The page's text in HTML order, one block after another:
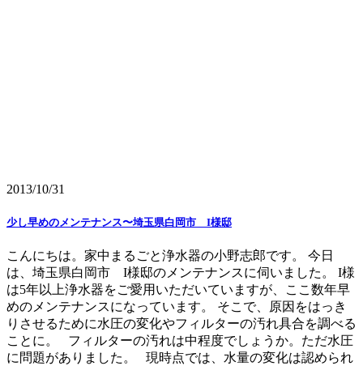
2013/10/31
少し早めのメンテナンス〜埼玉県白岡市 I様邸
こんにちは。家中まるごと浄水器の小野志郎です。 今日
は、埼玉県白岡市 I様邸のメンテナンスに伺いました。 I様
は5年以上浄水器をご愛用いただいていますが、ここ数年早
めのメンテナンスになっています。 そこで、原因をはっき
りさせるために水圧の変化やフィルターの汚れ具合を調べる
ことに。 フィルターの汚れは中程度でしょうか。ただ水圧
に問題がありました。 現時点では、水量の変化は認められ